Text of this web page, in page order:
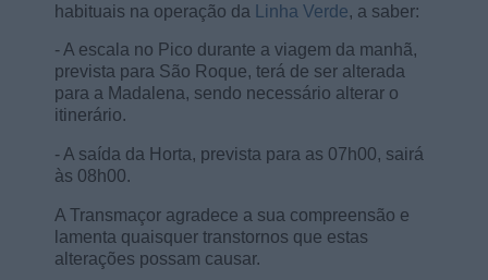
habituais na operação da
Linha Verde, a saber:
- A escala no Pico durante a viagem da manhã,
prevista para São Roque, terá de ser alterada
para a Madalena, sendo necessário alterar o
itinerário.
- A saída da Horta, prevista para as 07h00, sairá
às 08h00.
A Transmaçor agradece a sua compreensão e
lamenta quaisquer transtornos que estas
alterações possam causar.